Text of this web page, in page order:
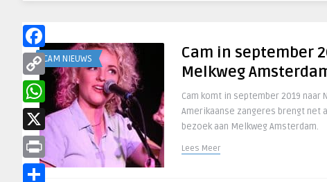
CAM NIEUWS
Cam in september
Melkweg
Cam komt in september 2019 naar
Amerikaanse zangeres brengt net
bezoek aan Melkweg Amsterdam.
Lees Meer
Facebook
Copy
Link
WhatsApp
X
Print